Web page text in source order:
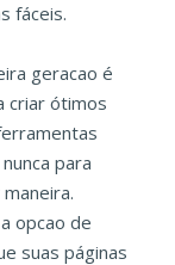
fáceis.
geracao é
criar ótimos
para
opcao de
suas páginas